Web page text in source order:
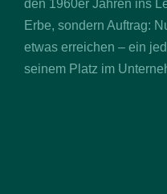
den 1960er Jahren ins
Erbe, sondern Auftrag:
etwas erreichen – ein
seinem Platz im